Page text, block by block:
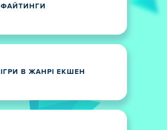
ФАЙТИНГИ
ІГРИ В ЖАНРІ ЕКШЕН